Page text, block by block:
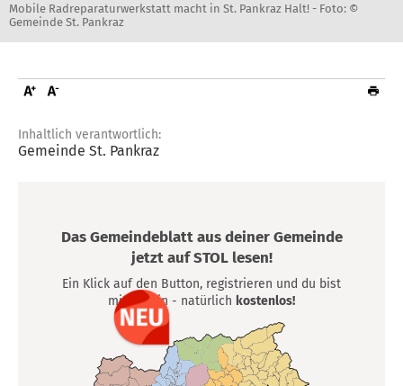
Mobile Radreparaturwerkstatt macht in St. Pankraz Halt! - Foto: ©
Gemeinde St. Pankraz
Inhaltlich verantwortlich:
Gemeinde St. Pankraz
Das Gemeindeblatt aus deiner Gemeinde
jetzt auf STOL lesen!
Ein Klick auf den Button, registrieren und du bist
mittendrin - natürlich kostenlos!